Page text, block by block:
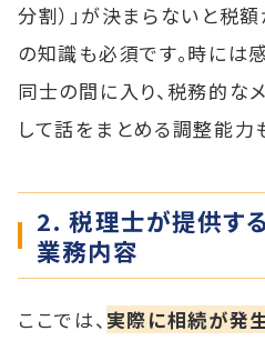
分割）」が決まらないと税
の知識も必須です。時には
同士の間に入り、税務的な
して話をまとめる調整能力
2. 税理士が提供す
業務内容
ここでは、 実際に相続が発